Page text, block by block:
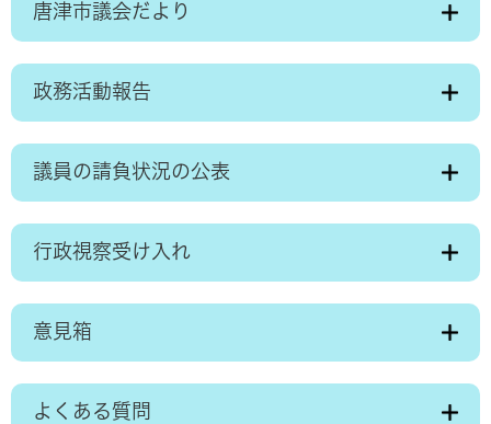
唐津市議会だより
政務活動報告
議員の請負状況の公表
行政視察受け入れ
意見箱
よくある質問